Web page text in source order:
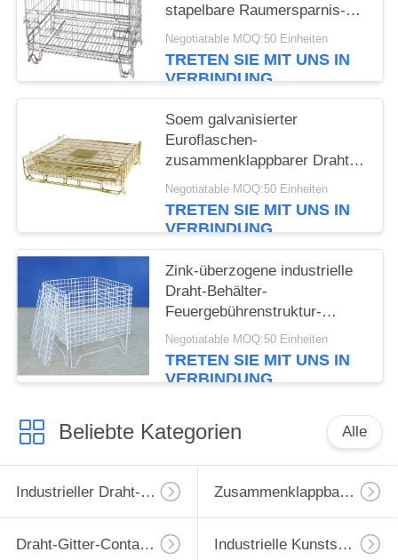
stapelbare Raumersparnis-
hohe Sicht mit
europäerartigen Füßen
Negotiatable MOQ:50 Einheiten
TRETEN SIE MIT UNS IN
VERBINDUNG
Soem galvanisierter
Euroflaschen-
zusammenklappbarer Draht-
Behälter-Gestell-Speicher-
Käfig
Negotiatable MOQ:50 Einheiten
TRETEN SIE MIT UNS IN
VERBINDUNG
Zink-überzogene industrielle
Draht-Behälter-
Feuergebührenstruktur-
Antirost
Negotiatable MOQ:50 Einheiten
TRETEN SIE MIT UNS IN
VERBINDUNG
Beliebte Kategorien Alle
Industrieller Draht-Behälter Zusammenklappbarer Drahtbehälter
Draht-Gitter-Container Industrielle Kunststoffpalette